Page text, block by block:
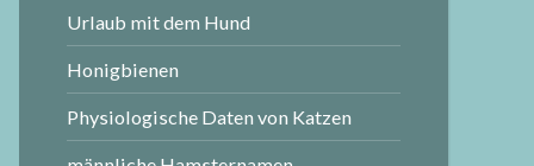
Urlaub mit dem Hund
Honigbienen
Physiologische Daten von Katzen